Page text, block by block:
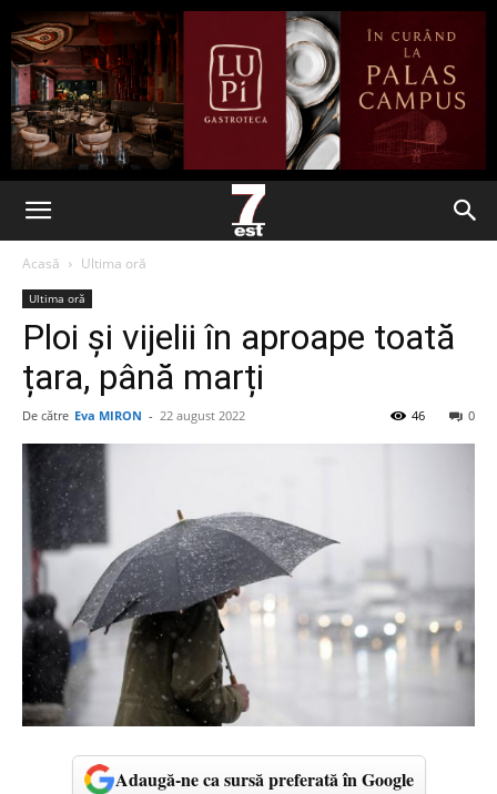
Acasă Ultima oră
Ultima oră
Ploi și vijelii în aproape toată
țara, până marți
De către Eva MIRON - 22 august 2022 0
46
Adaugă-ne ca sursă preferată în Google